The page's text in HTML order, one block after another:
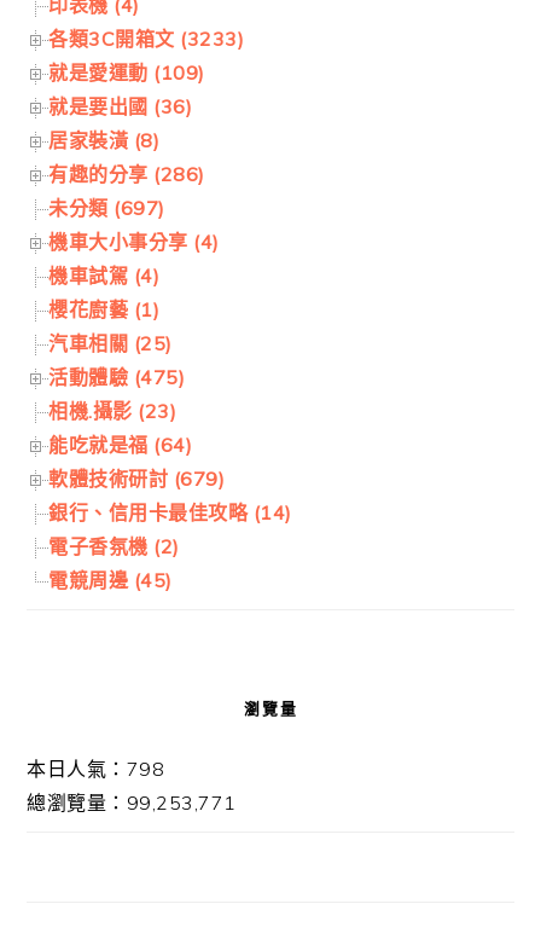
印表機 (4)
各類3C開箱文 (3233)
就是愛運動 (109)
就是要出國 (36)
居家裝潢 (8)
有趣的分享 (286)
未分類 (697)
機車大小事分享 (4)
機車試駕 (4)
櫻花廚藝 (1)
汽車相關 (25)
活動體驗 (475)
相機.攝影 (23)
能吃就是福 (64)
軟體技術研討 (679)
銀行、信用卡最佳攻略 (14)
電子香氛機 (2)
電競周邊 (45)
瀏覽量
本日人氣：798
總瀏覽量：99,253,771